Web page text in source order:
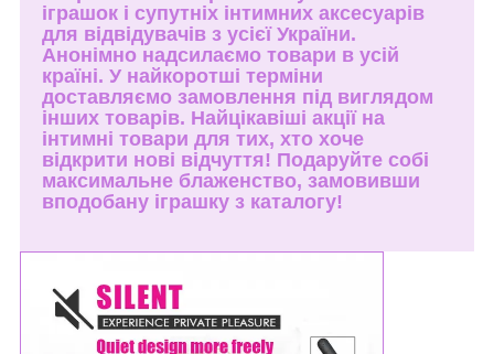
іграшок і супутніх інтимних аксесуарів
для відвідувачів з усієї України.
Анонімно надсилаємо товари в усій
країні. У найкоротші терміни
доставляємо замовлення під виглядом
інших товарів. Найцікавіші акції на
інтимні товари для тих, хто хоче
відкрити нові відчуття! Подаруйте собі
максимальне блаженство, замовивши
вподобану іграшку з каталогу!